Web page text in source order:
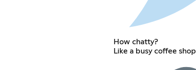
How chatty?
Like a busy coffee shop